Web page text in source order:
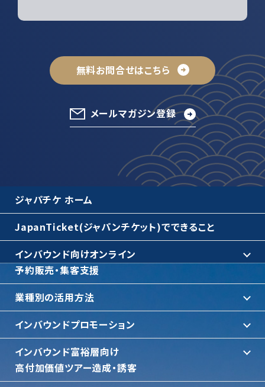
無料お問合せはこちら
メールマガジン登録
ジャパチケ ホーム
JapanTicket(ジャパンチケット)でできること
インバウンド向けオンライン
予約販売・集客支援
業種別の活用方法
インバウンドプロモーション
インバウンド富裕層向け
⾼付加価値ツアー造成・誘客